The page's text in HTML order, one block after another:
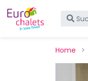
Home